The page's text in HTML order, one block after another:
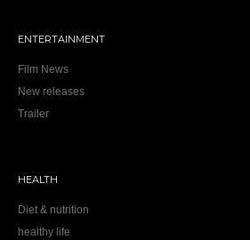
ENTERTAINMENT
Film News
New releases
Trailer
HEALTH
Diet & nutrition
healthy life